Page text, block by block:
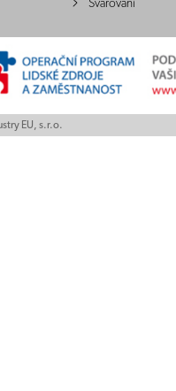
Svařování
EU, s.r.o.